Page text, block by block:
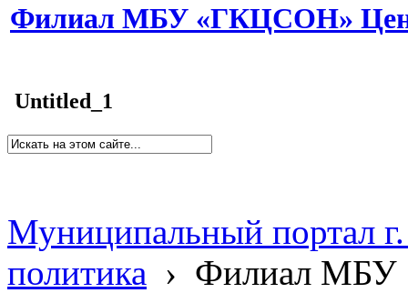
Филиал МБУ «ГКЦСОН»
Untitled_1
Муниципальный портал
политика › Филиал МБУ